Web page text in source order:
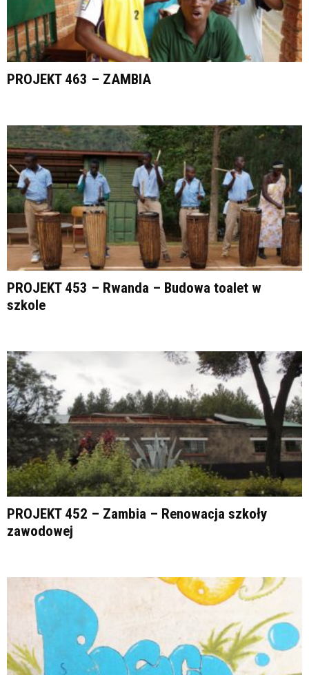
PROJEKT 463 – ZAMBIA
PROJEKT 453 – Rwanda – Budowa toalet w
szkole
PROJEKT 452 – Zambia – Renowacja szkoły
zawodowej